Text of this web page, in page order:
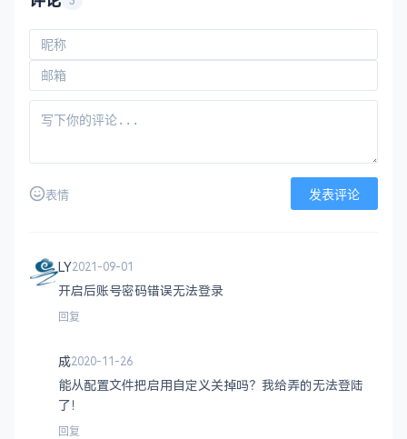
表情 发表评论
LY2021-09-01
开启后账号密码错误无法登录
回复
成2020-11-26
能从配置文件把启用自定义关掉吗？我给弄的无法登陆
了！
回复